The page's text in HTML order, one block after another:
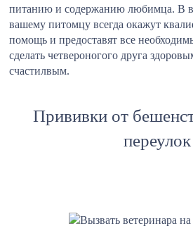
питанию и содержанию любимца. В
вашему питомцу всегда окажут
помощь и предоставят все
сделать четвероногого друга
счастилвым.
Прививки от
переулок